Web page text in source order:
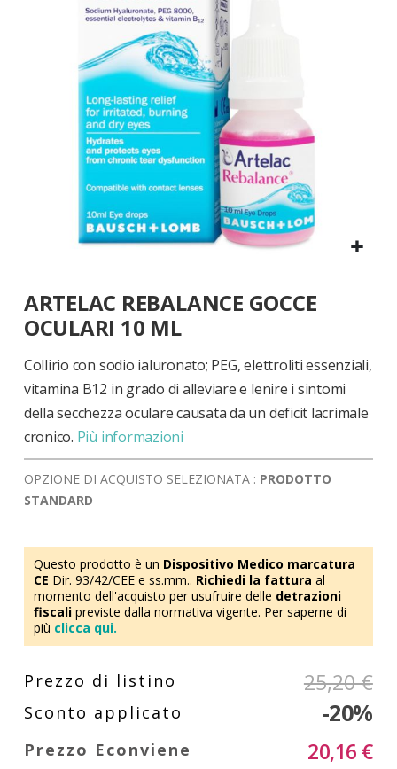
all'inizio
della
galleria
di
immagini
ARTELAC REBALANCE GOCCE
OCULARI 10 ML
Collirio con sodio ialuronato; PEG, elettroliti essenziali,
vitamina B12 in grado di alleviare e lenire i sintomi
della secchezza oculare causata da un deficit lacrimale
cronico. Più informazioni
OPZIONE DI ACQUISTO SELEZIONATA : PRODOTTO
STANDARD
Questo prodotto è un Dispositivo Medico marcatura
CE Dir. 93/42/CEE e ss.mm.. Richiedi la fattura al
momento dell'acquisto per usufruire delle detrazioni
fiscalipreviste dalla normativa vigente. Per saperne di
più clicca qui.
25,20 €
-20%
20,16 €